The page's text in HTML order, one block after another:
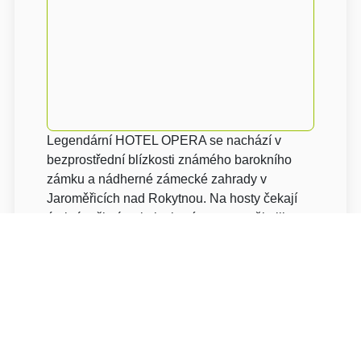
Legendární HOTEL OPERA se nachází v
bezprostřední blízkosti známého barokního
zámku a nádherné zámecké zahrady v
Jaroměřicích nad Rokytnou. Na hosty čekají
útulné a čisté pokoje, letní terasa a několik